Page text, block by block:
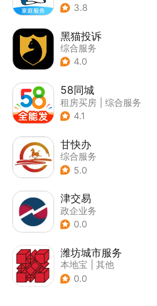
3.8
黑猫投诉
综合服务
4.0
58同城
租房买房
综合服务
4.1
甘快办
综合服务
5.0
津交易
政企业务
0.0
潍坊城市服务
本地宝
其他
0.0